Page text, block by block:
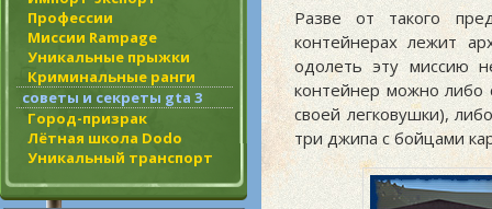
Профессии
Миссии Rampage
Уникальные прыжки
Криминальные ранги
советы и секреты gta 3
Город-призрак
Лётная школа Dodo
Уникальный транспорт
Разве от такого
контейнерах лежит
одолеть эту миссию
контейнер можно либо
своей легковушки),
три джипа с бойцами